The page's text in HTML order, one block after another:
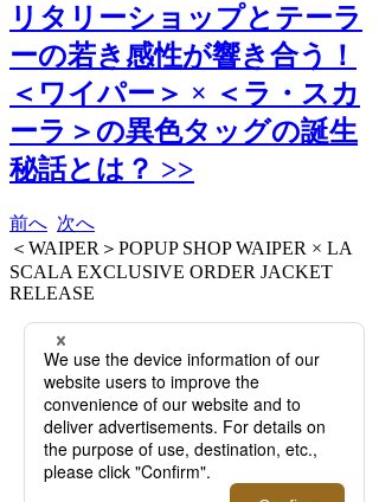
リタリーショップとテーラ
ーの若き感性が響き合う！
＜ワイパー＞ × ＜ラ・スカ
ーラ＞の異色タッグの誕生
秘話とは？ >>
前へ 次へ
＜WAIPER＞POPUP SHOP WAIPER × LA
SCALA EXCLUSIVE ORDER JACKET
RELEASE